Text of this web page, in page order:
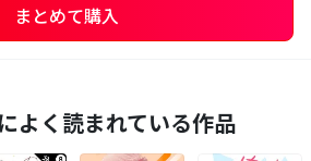
まとめて購入
よく読まれている作品